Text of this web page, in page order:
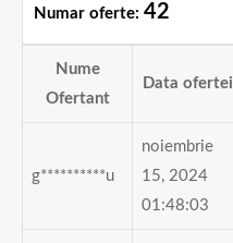
Numar oferte: 42
Nume
Ofertant
Data ofertei
g**********u
noiembrie
15, 2024
01:48:03